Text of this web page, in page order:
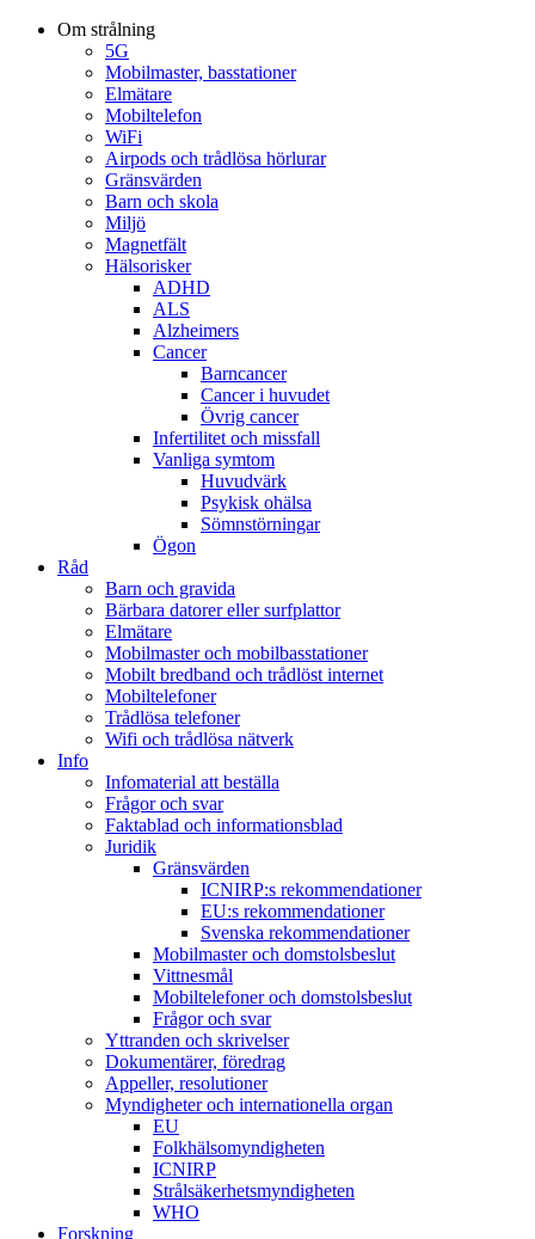
Om strålning
5G
Mobilmaster, basstationer
Elmätare
Mobiltelefon
WiFi
Airpods och trådlösa hörlurar
Gränsvärden
Barn och skola
Miljö
Magnetfält
Hälsorisker
ADHD
ALS
Alzheimers
Cancer
Barncancer
Cancer i huvudet
Övrig cancer
Infertilitet och missfall
Vanliga symtom
Huvudvärk
Psykisk ohälsa
Sömnstörningar
Ögon
Råd
Barn och gravida
Bärbara datorer eller surfplattor
Elmätare
Mobilmaster och mobilbasstationer
Mobilt bredband och trådlöst internet
Mobiltelefoner
Trådlösa telefoner
Wifi och trådlösa nätverk
Info
Infomaterial att beställa
Frågor och svar
Faktablad och informationsblad
Juridik
Gränsvärden
ICNIRP:s rekommendationer
EU:s rekommendationer
Svenska rekommendationer
Mobilmaster och domstolsbeslut
Vittnesmål
Mobiltelefoner och domstolsbeslut
Frågor och svar
Yttranden och skrivelser
Dokumentärer, föredrag
Appeller, resolutioner
Myndigheter och internationella organ
EU
Folkhälsomyndigheten
ICNIRP
Strålsäkerhetsmyndigheten
WHO
Forskning